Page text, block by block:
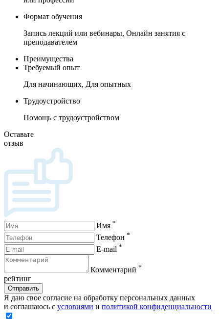
Формат обучения
Запись лекций или вебинары, Онлайн занятия с
преподавателем
Преимущества
Требуемый опыт
Для начинающих, Для опытных
Трудоустройство
Помощь с трудоустройством
Оставьте
отзыв
Имя *
Телефон *
E-mail *
Комментарий *
рейтинг
Отправить
Я даю свое согласие на обработку персональных данных
и соглашаюсь с условиями и политикой конфиденциальности